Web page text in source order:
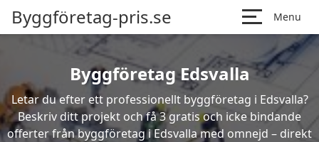
Byggföretag-pris.se Menu
Byggföretag Edsvalla
Letar du efter ett professionellt byggföretag i Edsvalla?
Beskriv ditt projekt och få 3 gratis och icke bindande
offerter från byggföretag i Edsvalla med omnejd – direkt